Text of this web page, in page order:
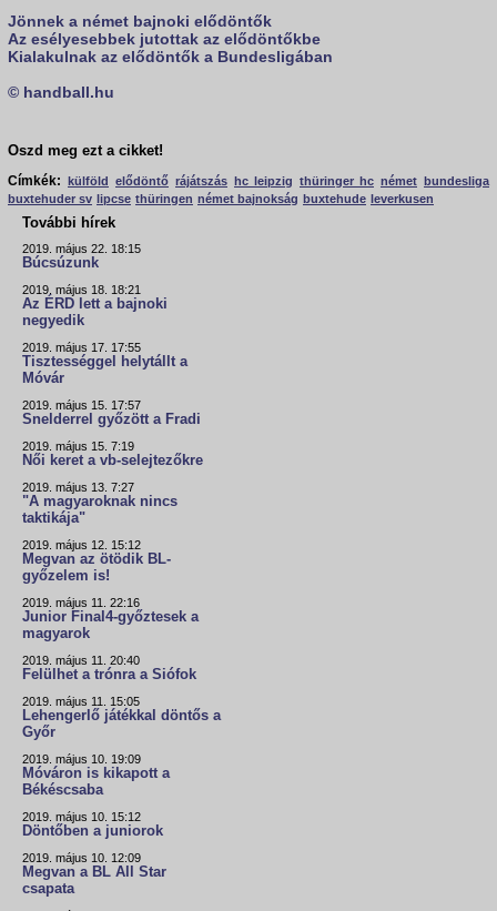
Jönnek a német bajnoki elődöntők
Az esélyesebbek jutottak az elődöntőkbe
Kialakulnak az elődöntők a Bundesligában
© handball.hu
Oszd meg ezt a cikket!
Címkék:
külföld elődöntő rájátszás hc leipzig thüringer hc német
bundesliga
buxtehuder sv lipcse thüringen német bajnokság buxtehude leverkusen
További hírek
2019. május 22. 18:15
Búcsúzunk
2019. május 18. 18:21
Az ÉRD lett a bajnoki
negyedik
2019. május 17. 17:55
Tisztességgel helytállt a
Móvár
2019. május 15. 17:57
Snelderrel győzött a Fradi
2019. május 15. 7:19
Női keret a vb-selejtezőkre
2019. május 13. 7:27
"A magyaroknak nincs
taktikája"
2019. május 12. 15:12
Megvan az ötödik BL-
győzelem is!
2019. május 11. 22:16
Junior Final4-győztesek a
magyarok
2019. május 11. 20:40
Felülhet a trónra a Siófok
2019. május 11. 15:05
Lehengerlő játékkal döntős a
Győr
2019. május 10. 19:09
Móváron is kikapott a
Békéscsaba
2019. május 10. 15:12
Döntőben a juniorok
2019. május 10. 12:09
Megvan a BL All Star
csapata